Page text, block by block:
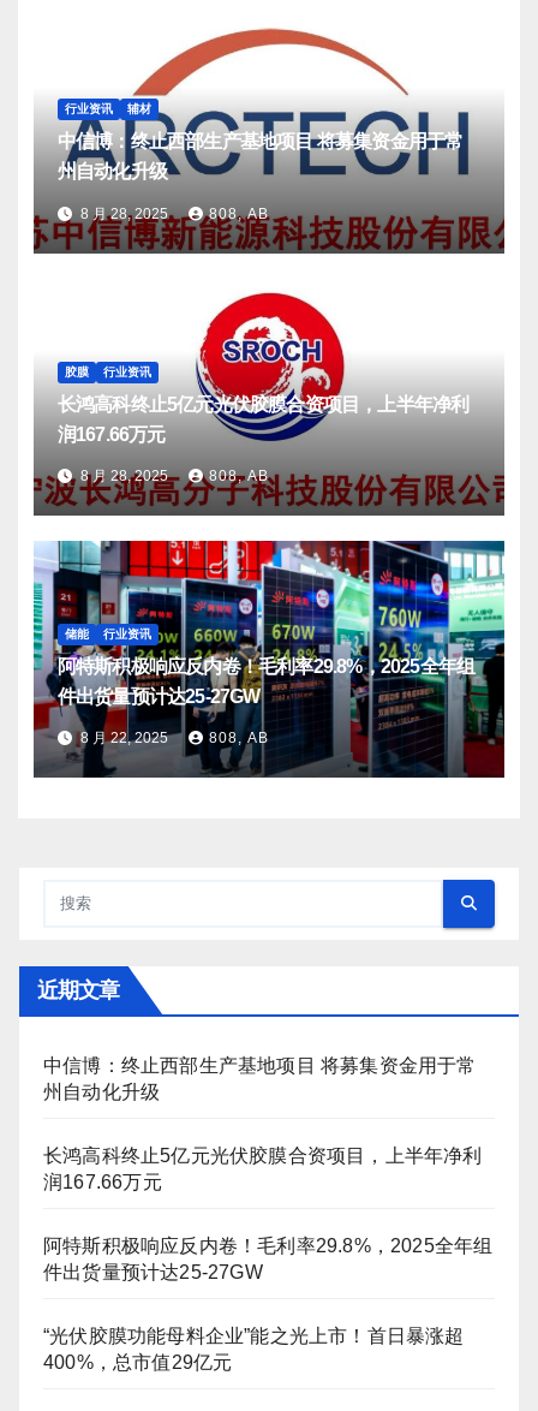
行业资讯 辅材
中信博：终止西部生产基地项目 将募集资金用于常
州自动化升级
8 月 28, 2025 808, AB
胶膜 行业资讯
长鸿高科终止5亿元光伏胶膜合资项目，上半年净利
润167.66万元
8 月 28, 2025 808, AB
储能 行业资讯
阿特斯积极响应反内卷！毛利率29.8%，2025全年组
件出货量预计达25-27GW
8 月 22, 2025 808, AB
近期文章
中信博：终止西部生产基地项目 将募集资金用于常
州自动化升级
长鸿高科终止5亿元光伏胶膜合资项目，上半年净利
润167.66万元
阿特斯积极响应反内卷！毛利率29.8%，2025全年组
件出货量预计达25-27GW
“光伏胶膜功能母料企业”能之光上市！首日暴涨超
400%，总市值29亿元